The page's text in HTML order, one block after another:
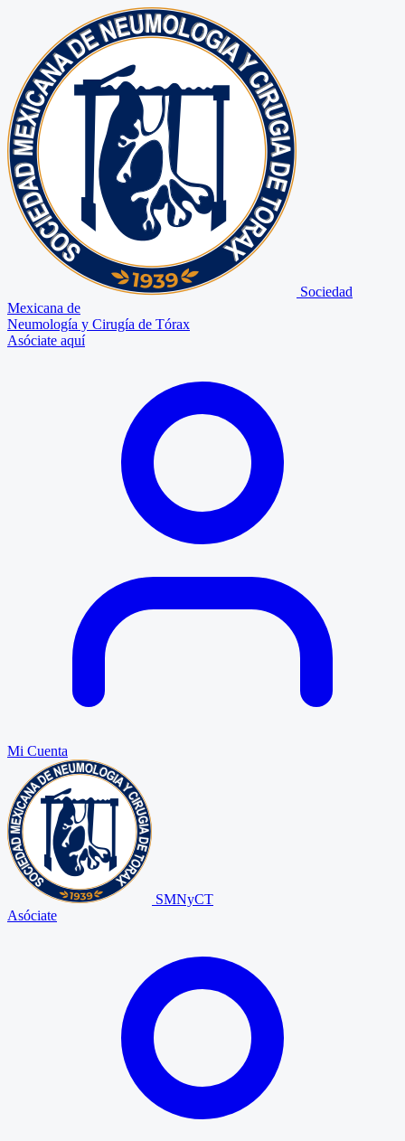
Sociedad
Mexicana de
Neumología y Cirugía de Tórax
Asóciate aquí
Mi Cuenta
SMNyCT
Asóciate